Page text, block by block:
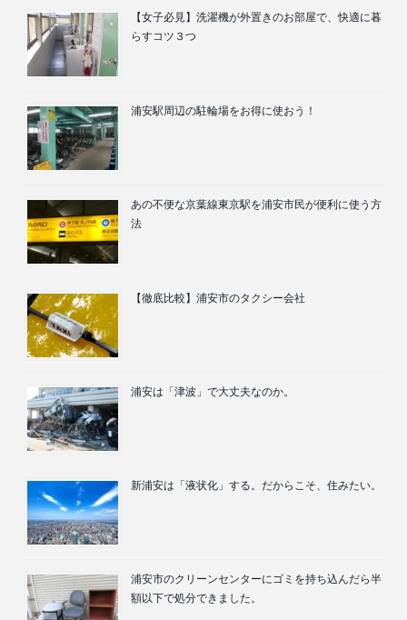
【女子必見】洗濯機が外置きのお部屋で、快適に暮
らすコツ３つ
浦安駅周辺の駐輪場をお得に使おう！
あの不便な京葉線東京駅を浦安市民が便利に使う方
法
【徹底比較】浦安市のタクシー会社
浦安は「津波」で大丈夫なのか。
新浦安は「液状化」する。だからこそ、住みたい。
浦安市のクリーンセンターにゴミを持ち込んだら半
額以下で処分できました。